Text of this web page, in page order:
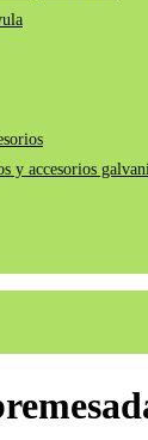
y accesorios